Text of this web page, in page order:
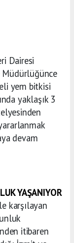
Dairesi
Müdürlüğünce
yem bitkisi
yaklaşık 3
devam
YAŞANIYOR
karşılayan
itibaren